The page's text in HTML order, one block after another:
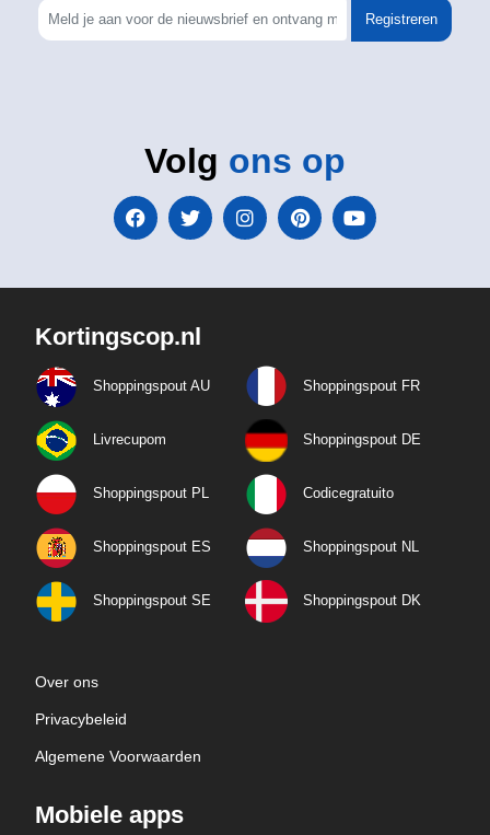
Registreren
Volg ons op
Kortingscop.nl
Shoppingspout AU Shoppingspout FR
Livrecupom Shoppingspout DE
Shoppingspout PL Codicegratuito
Shoppingspout ES Shoppingspout NL
Shoppingspout SE Shoppingspout DK
Over ons
Privacybeleid
Algemene Voorwaarden
Mobiele apps